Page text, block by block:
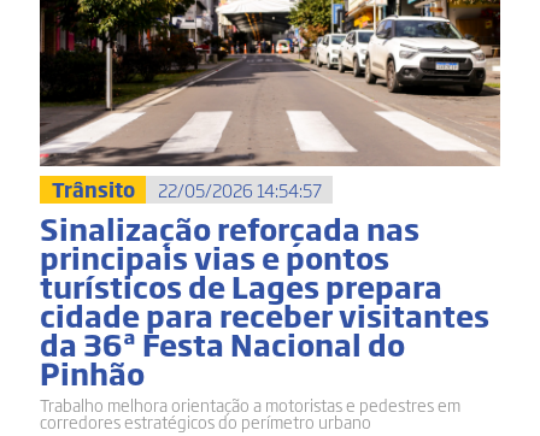
Trânsito 22/05/2026 14:54:57
Sinalização reforçada nas
principais vias e pontos
turísticos de Lages prepara
cidade para receber visitantes
da 36ª Festa Nacional do
Pinhão
Trabalho melhora orientação a motoristas e pedestres em
corredores estratégicos do perímetro urbano